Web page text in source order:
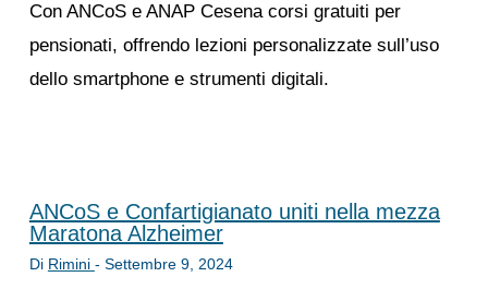
Con ANCoS e ANAP Cesena corsi gratuiti per
pensionati, offrendo lezioni personalizzate sull’uso
dello smartphone e strumenti digitali.
ANCoS e Confartigianato uniti nella mezza
Maratona Alzheimer
Di Rimini - Settembre 9, 2024